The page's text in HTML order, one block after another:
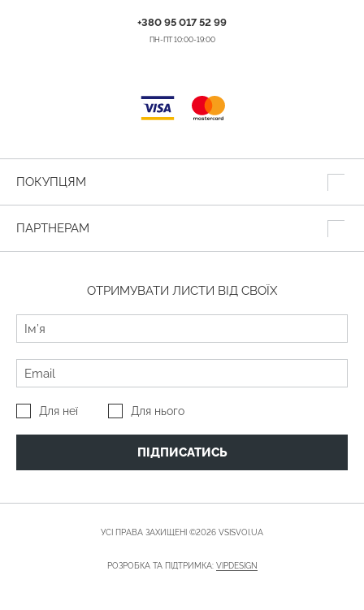
+380 95 017 52 99
ПН-ПТ 10:00-19:00
ПОКУПЦЯМ
ПАРТНЕРАМ
ОТРИМУВАТИ ЛИСТИ ВІД СВОЇХ
Для неї Для нього
ПІДПИСАТИСЬ
УСІ ПРАВА ЗАХИЩЕНІ ©2026 VSISVOI.UA
РОЗРОБКА ТА ПІДТРИМКА: VIPDESIGN